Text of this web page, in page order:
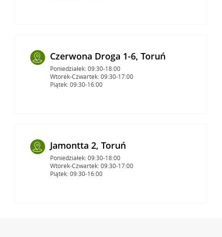
Czerwona Droga 1-6, Toruń
Poniedziałek: 09:30-18:00
Wtorek-Czwartek: 09:30-17:00
Piątek: 09:30-16:00
Jamontta 2, Toruń
Poniedziałek: 09:30-18:00
Wtorek-Czwartek: 09:30-17:00
Piątek: 09:30-16:00